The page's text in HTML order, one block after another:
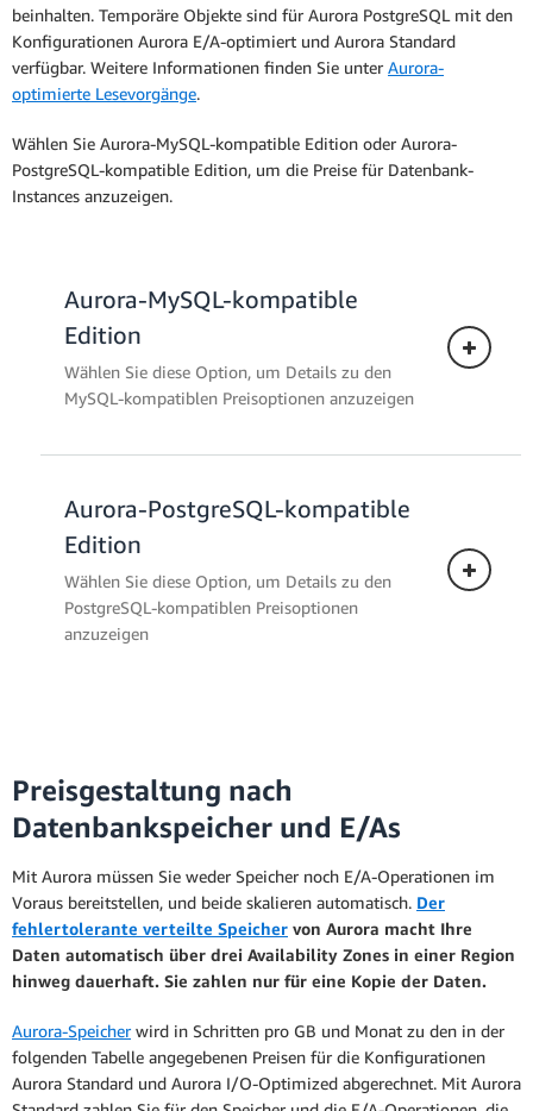
beinhalten. Temporäre Objekte sind für Aurora PostgreSQL mit den
Konfigurationen Aurora E/A-optimiert und Aurora Standard
verfügbar. Weitere Informationen finden Sie unter Aurora-
optimierte Lesevorgänge.
Wählen Sie Aurora-MySQL-kompatible Edition oder Aurora-
PostgreSQL-kompatible Edition, um die Preise für Datenbank-
Instances anzuzeigen.
Aurora-MySQL-kompatible
Edition
Wählen Sie diese Option, um Details zu den
MySQL-kompatiblen Preisoptionen anzuzeigen
Serverless
Demand Auto-Scaling-Konfiguration, die
die Datenbankkapazität automatisch an
den Anwendungsbedarf anpasst. Mit
heruntergefahren, wodurch Sie Geld und
Verwaltungszeit sparen. Bei Aurora
Aurora Capacity Units (ACUs) gemessen
und pro Sekunde abgerechnet. 1 ACU hat
ungefähr 2 GiB Speicher mit zugehöriger
CPU und Netzwerkkapazität, ähnlich wie
bei den von Aurora bereitgestellten
Aurora Serverless v2
Aurora-PostgreSQL-kompatible
Edition
Wählen Sie diese Option, um Details zu den
PostgreSQL-kompatiblen Preisoptionen
anzuzeigen
Amazon Aurora Serverlessist eine On-
Demand Auto-Scaling-Konfiguration, die
den Anwendungsbedarf anpasst. Mit
Aurora Serverless wird Ihre
Datenbankkapazität automatisch hoch-
oder abskaliert, um den Workload-
Anforderungen Ihrer Anwendung gerecht
heruntergefahren, wodurch Sie Geld und
Verwaltungszeit sparen. Bei Aurora
Serverless wird die Datenbankkapazität in
Preisgestaltung nach
Datenbankspeicher und E/As
Mit Aurora müssen Sie weder Speicher noch E/A-Operationen im
Voraus bereitstellen, und beide skalieren automatisch. Der
fehlertolerante verteilte Speicher von Aurora macht Ihre
Daten automatisch über drei Availability Zones in einer Region
hinweg dauerhaft. Sie zahlen nur für eine Kopie der Daten.
Aurora-Speicherwird in Schritten pro GB und Monat zu den in der
folgenden Tabelle angegebenen Preisen für die Konfigurationen
Aurora Standard und Aurora I/O-Optimized abgerechnet. Mit Aurora